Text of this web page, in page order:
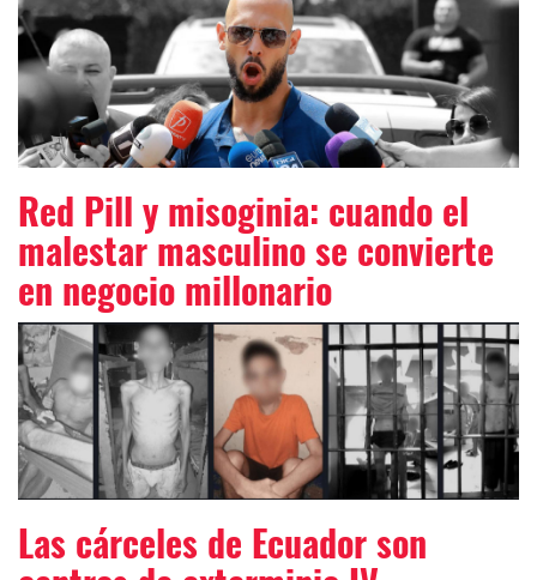
Red Pill y misoginia: cuando el
malestar masculino se convierte
en negocio millonario
Las cárceles de Ecuador son